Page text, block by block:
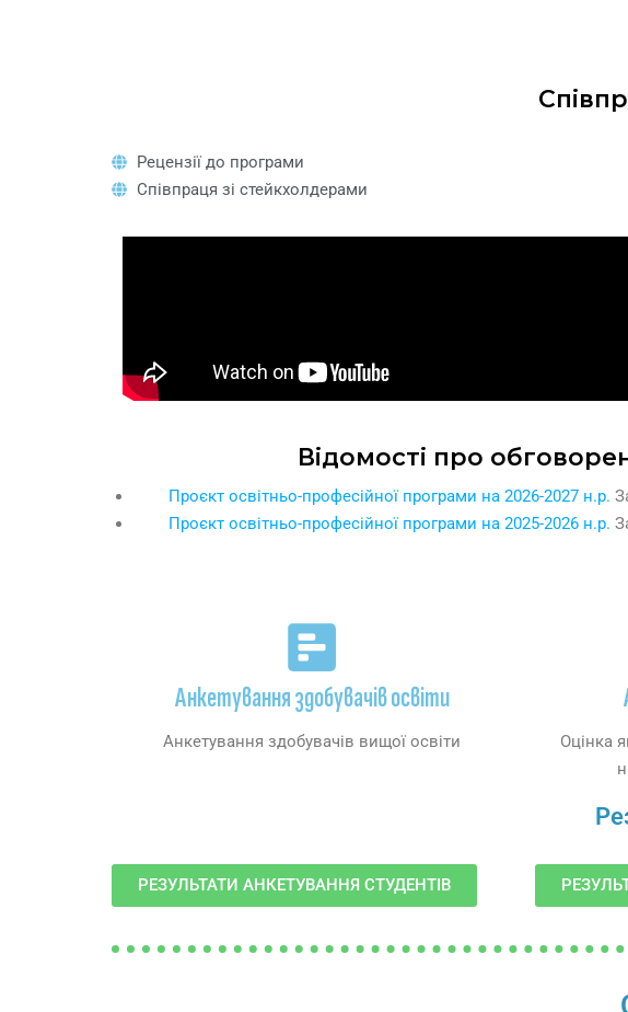
Рецензії до програми
Співпраця зі стейкхолдерами
Відомості про
Проєкт освітньо-професійної програми на 2026-2027 н.р.
Проєкт освітньо-професійної програми на 2025-2026 н.р.
Анкетування здобувачів освіти
Анкетування здобувачів вищої освіти
Оцінка
РЕЗУЛЬТАТИ АНКЕТУВАННЯ СТУДЕНТІВ